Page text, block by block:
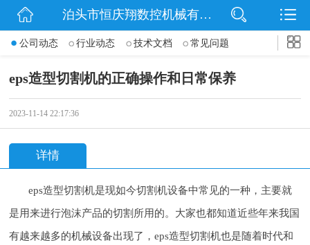
网站首页
动态
泊头市恒庆翔数控机械有限公司
公司动态 行业动态 技术文档 常见问题
eps造型切割机的正确操作和日常保养
2023-11-14 22:17:36
详情
eps造型切割机是现如今切割机设备中常见的一种，主要就
是用来进行泡沫产品的切割所用的。大家也都知道近些年来我国
有越来越多的机械设备出现了，eps造型切割机也是随着时代和